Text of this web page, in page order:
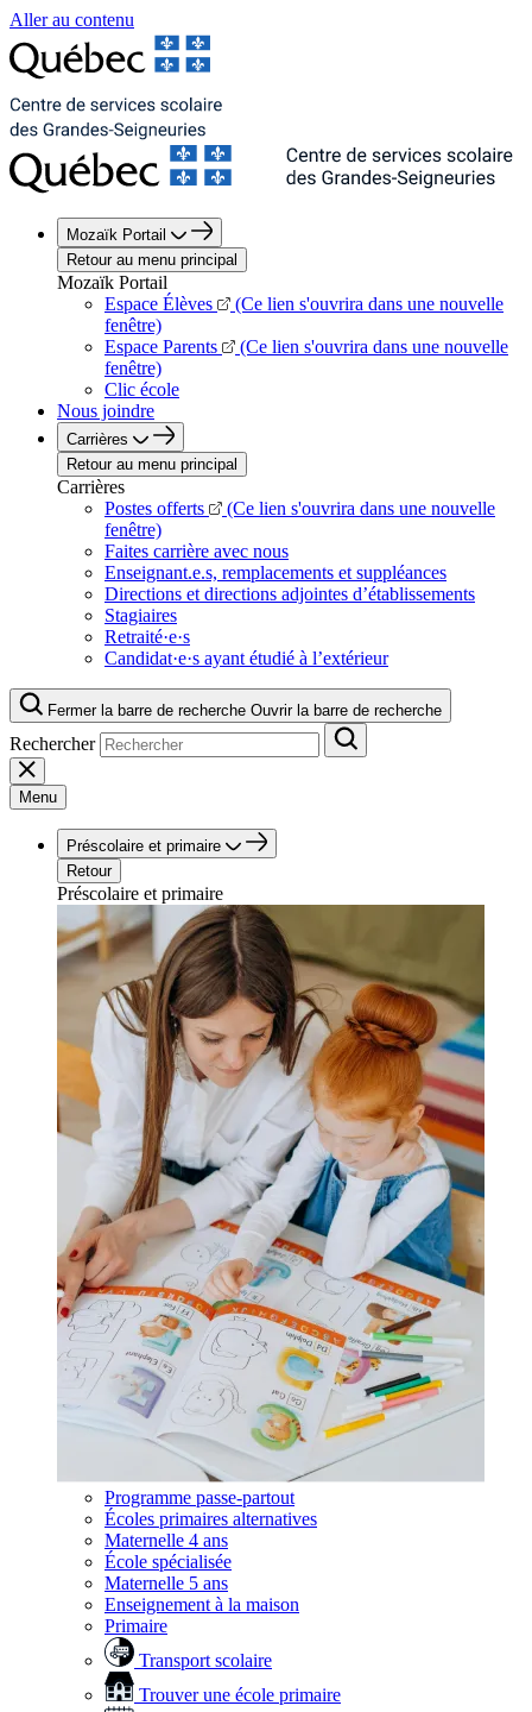
Aller au contenu
Mozaïk Portail
Retour au menu principal
Mozaïk Portail
Espace Élèves
(Ce lien s'ouvrira dans une nouvelle
fenêtre)
Espace Parents
(Ce lien s'ouvrira dans une nouvelle
fenêtre)
Clic école
Nous joindre
Carrières
Retour au menu principal
Carrières
Postes offerts
(Ce lien s'ouvrira dans une nouvelle
fenêtre)
Faites carrière avec nous
Enseignant.e.s, remplacements et suppléances
Directions et directions adjointes d’établissements
Stagiaires
Retraité·e·s
Candidat·e·s ayant étudié à l’extérieur
Fermer la barre de recherche Ouvrir la barre de recherche
Rechercher
Menu
Préscolaire et primaire
Retour
Préscolaire et primaire
Programme passe-partout
Écoles primaires alternatives
Maternelle 4 ans
École spécialisée
Maternelle 5 ans
Enseignement à la maison
Primaire
Transport scolaire
Trouver une école primaire